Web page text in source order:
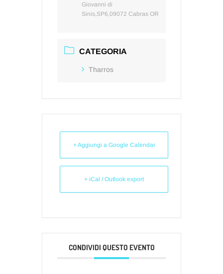
Giovanni di
Sinis,SP6,09072 Cabras OR
CATEGORIA
Tharros
+ Aggiungi a Google Calendar
+ iCal / Outlook export
CONDIVIDI QUESTO EVENTO